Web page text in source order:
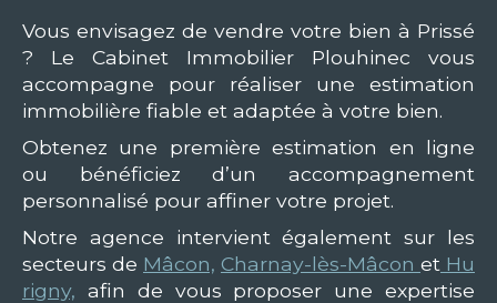
Vous envisagez de vendre votre bien à Prissé
? Le Cabinet Immobilier Plouhinec vous
accompagne pour réaliser une estimation
immobilière fiable et adaptée à votre bien.
Obtenez une première estimation en ligne
ou bénéficiez d’un accompagnement
personnalisé pour affiner votre projet.
Notre agence intervient également sur les
secteurs de Mâcon, Charnay-lès-Mâcon et Hu
rigny, afin de vous proposer une expertise